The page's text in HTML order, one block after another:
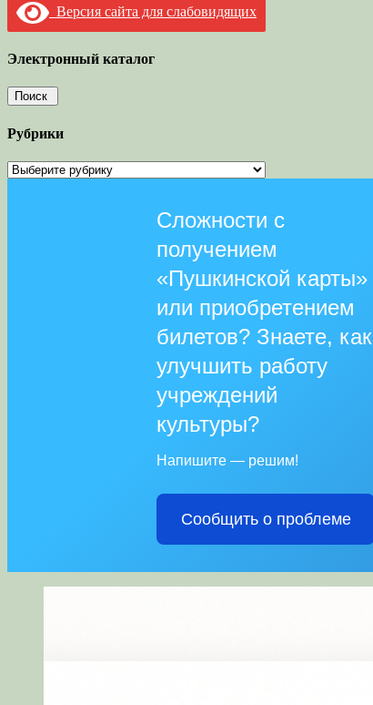
Версия сайта для слабовидящих
Электронный каталог
Рубрики
Рубрики
Сложности с
получением
«Пушкинской карты»
или приобретением
билетов? Знаете, как
улучшить работу
учреждений
культуры?
Напишите — решим!
Сообщить о проблеме